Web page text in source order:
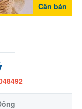
Cần bán